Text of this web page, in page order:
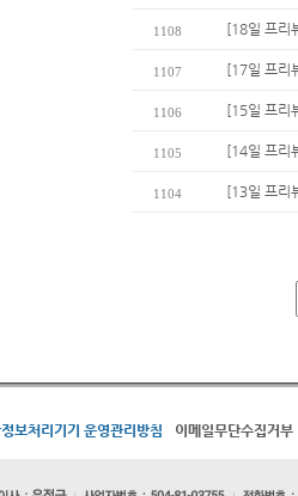
1108 [18일 프리
1107 [17일 프리
1106 [15일 프리
1105 [14일 프리
1104 [13일 프리
보처리기기 운영관리방침 이메일무단수집거부